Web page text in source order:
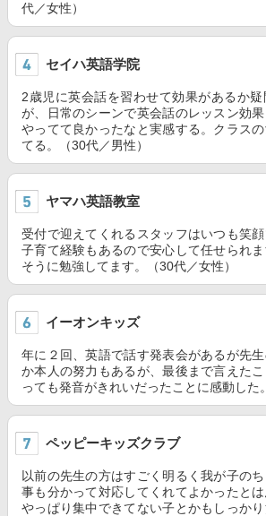
代／女性）
セイハ英語学院
2歳児に英会話を習わせて効果があるか
が、日常のシーンで英会話のレッスン効
やってて良かったなと実感する。クラス
てる。（30代／男性）
ヤマハ英語教室
受付で迎えてくれるスタッフはいつも笑
子育て経験もあるので安心して任せられ
そうに勉強してます。（30代／女性）
イーオンキッズ
年に２回、英語で話す発表会があるが先
か本人の努力もあるが、最後まで言えた
っても発音がきれいだったことに感動した
ペッピーキッズクラブ
以前の先生の方はすごく明るく我が子の
事も分かって対応してくれてよかったとは
やっぱり集中できてない子とかもしっか